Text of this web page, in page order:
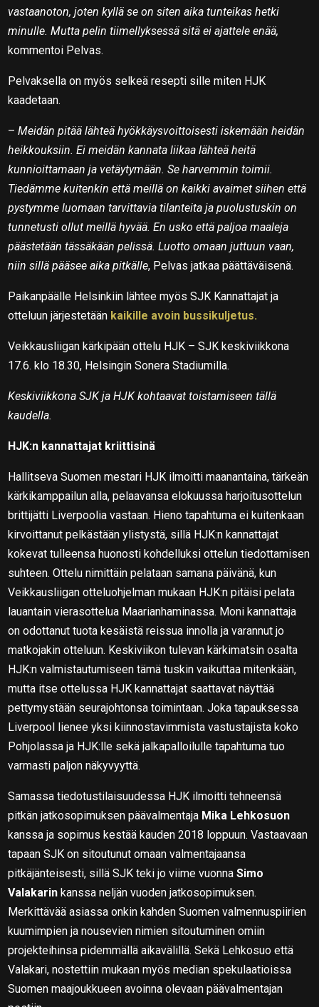
vastaanoton, joten kyllä se on siten aika tunteikas hetki
minulle. Mutta pelin tiimellyksessä sitä ei ajattele enää,
kommentoi Pelvas.
Pelvaksella on myös selkeä resepti sille miten HJK
kaadetaan.
–Meidän pitää lähteä hyökkäysvoittoisesti iskemään heidän
heikkouksiin. Ei meidän kannata liikaa lähteä heitä
kunnioittamaan ja vetäytymään. Se harvemmin toimii.
Tiedämme kuitenkin että meillä on kaikki avaimet siihen että
pystymme luomaan tarvittavia tilanteita ja puolustuskin on
tunnetusti ollut meillä hyvää. En usko että paljoa maaleja
päästetään tässäkään pelissä. Luotto omaan juttuun vaan,
niin sillä pääsee aika pitkälle, Pelvas jatkaa päättäväisenä.
Paikanpäälle Helsinkiin lähtee myös SJK Kannattajat ja
otteluun järjestetään kaikille avoin bussikuljetus.
Veikkausliigan kärkipään ottelu HJK – SJK keskiviikkona
17.6. klo 18.30, Helsingin Sonera Stadiumilla.
Keskiviikkona SJK ja HJK kohtaavat toistamiseen tällä
kaudella.
HJK:n kannattajat kriittisinä
Hallitseva Suomen mestari HJK ilmoitti maanantaina, tärkeän
kärkikamppailun alla, pelaavansa elokuussa harjoitusottelun
brittijätti Liverpoolia vastaan. Hieno tapahtuma ei kuitenkaan
kirvoittanut pelkästään ylistystä, sillä HJK:n kannattajat
kokevat tulleensa huonosti kohdelluksi ottelun tiedottamisen
suhteen. Ottelu nimittäin pelataan samana päivänä, kun
Veikkausliigan otteluohjelman mukaan HJK:n pitäisi pelata
lauantain vierasottelua Maarianhaminassa. Moni kannattaja
on odottanut tuota kesäistä reissua innolla ja varannut jo
matkojakin otteluun. Keskiviikon tulevan kärkimatsin osalta
HJK:n valmistautumiseen tämä tuskin vaikuttaa mitenkään,
mutta itse ottelussa HJK kannattajat saattavat näyttää
pettymystään seurajohtonsa toimintaan. Joka tapauksessa
Liverpool lienee yksi kiinnostavimmista vastustajista koko
Pohjolassa ja HJK:lle sekä jalkapalloilulle tapahtuma tuo
varmasti paljon näkyvyyttä.
Samassa tiedotustilaisuudessa HJK ilmoitti tehneensä
pitkän jatkosopimuksen päävalmentaja Mika Lehkosuon
kanssa ja sopimus kestää kauden 2018 loppuun. Vastaavaan
tapaan SJK on sitoutunut omaan valmentajaansa
pitkäjänteisesti, sillä SJK teki jo viime vuonnaSimo
Valakarin kanssa neljän vuoden jatkosopimuksen.
Merkittävää asiassa onkin kahden Suomen valmennuspiirien
kuumimpien ja nousevien nimien sitoutuminen omiin
projekteihinsa pidemmällä aikavälillä. Sekä Lehkosuo että
Valakari, nostettiin mukaan myös median spekulaatioissa
Suomen maajoukkueen avoinna olevaan päävalmentajan